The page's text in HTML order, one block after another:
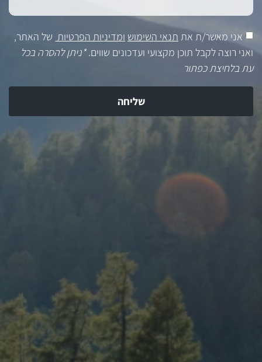
אני מאשר/ת את תנאי השימוש ומדיניות הפרטיות של האתר,
ואני רוצה לקבל תוכן מקצועי ועדכונים שווים.*ניתן להסרה בכל
עת בלחיצת כפתור
שליחה